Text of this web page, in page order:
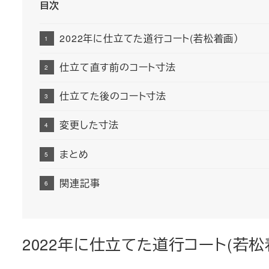
目次
2022年に仕立てた道行コート(若松着画）
仕立て直す前のコート寸法
仕立てた後のコート寸法
変更した寸法
まとめ
関連記事
2022年に仕立てた道行コート(若松